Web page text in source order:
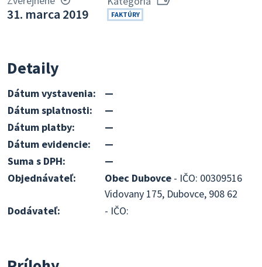
31. marca 2019 FAKTÚRY
Detaily
Dátum vystavenia:
—
Dátum splatnosti:
—
Dátum platby:
—
Dátum evidencie:
—
Suma s DPH:
—
Objednávateľ:
Obec Dubovce - IČO: 00309516
Vidovany 175, Dubovce, 908 62
Dodávateľ:
- IČO: